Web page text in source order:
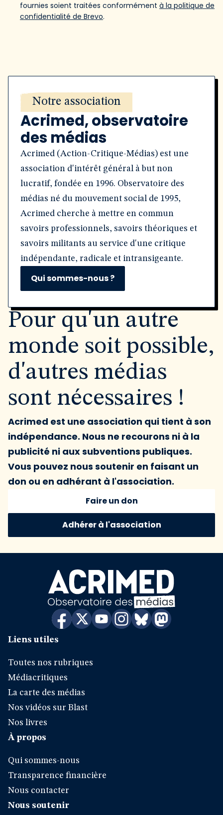
fournies soient traitées conformément à la politique de
confidentialité de Brevo.
Notre association
Acrimed, observatoire
des médias
Acrimed (Action-Critique-Médias) est une
association d'intérêt général à but non
lucratif, fondée en 1996. Observatoire des
médias né du mouvement social de 1995,
Acrimed cherche à mettre en commun
savoirs professionnels, savoirs théoriques et
savoirs militants au service d'une critique
indépendante, radicale et intransigeante.
Qui sommes-nous ?
Pour qu'un autre
monde soit possible,
d'autres médias
sont nécessaires !
Acrimed est une association qui tient à son
indépendance. Nous ne recourons ni à la
publicité ni aux subventions publiques.
Vous pouvez nous soutenir en faisant un
don ou en adhérant à l'association.
Faire un don
Adhérer à l'association
Liens utiles
Toutes nos rubriques
Médiacritiques
La carte des médias
Nos vidéos sur Blast
Nos livres
À propos
Qui sommes-nous
Transparence financière
Nous contacter
Nous soutenir